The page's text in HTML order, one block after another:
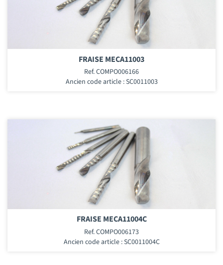
FRAISE MECA11003
Ref. COMPO006166
Ancien code article : SC0011003
FRAISE MECA11004C
Ref. COMPO006173
Ancien code article : SC0011004C